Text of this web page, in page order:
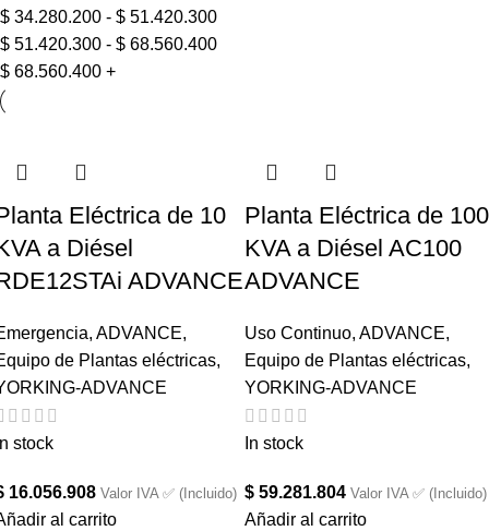
$ 34.280.200 - $ 51.420.300
$ 51.420.300 - $ 68.560.400
$ 68.560.400 +
Eléctrica de 10
a Diésel
ADVANCE
, ADVANCE,
de Plantas eléctricas,
ADVANCE
stock
16.056.908 Valor IVA ✅ (Incluido)
al carrito
Planta Eléctrica de 100
KVA a Diésel AC100
ADVANCE
Uso Continuo, ADVANCE,
Equipo de Plantas eléctricas,
YORKING-ADVANCE
In stock
$ 59.281.804 Valor IVA ✅ (Incluido)
Añadir al carrito